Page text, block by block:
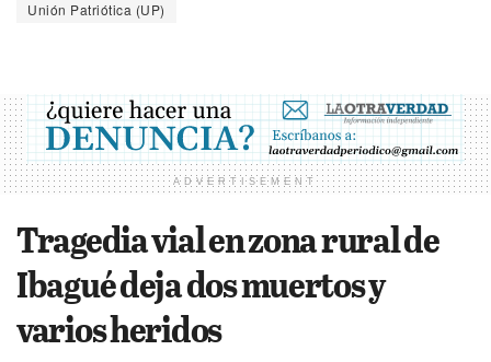
Unión Patriótica (UP)
ADVERTISEMENT
Tragedia vial en zona rural de
Ibagué deja dos muertos y
varios heridos